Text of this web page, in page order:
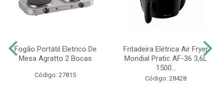
Fogão Portátil Eletrico De
Mesa Agratto 2 Bocas
Código: 27815
Fritadeira Elétrica Air Fryer
Mondial Pratic AF-36 3,6L
1500...
Código: 28428